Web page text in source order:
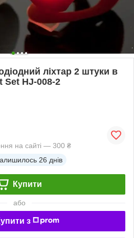
ліхтар 2 штуки в
Set HJ-008-2
на сайті — 300 ₴
26 днів
Купити
або
з